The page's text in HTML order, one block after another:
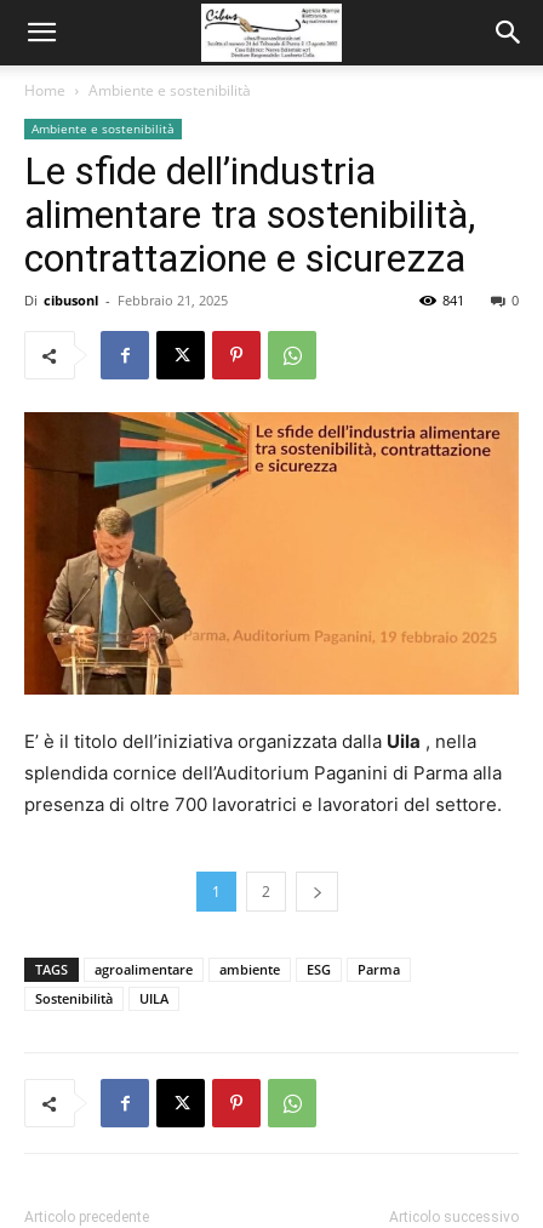
Home Ambiente e sostenibilità
Ambiente e sostenibilità
Le sfide dell’industria
alimentare tra sostenibilità,
contrattazione e sicurezza
Di cibusonl - Febbraio 21, 2025 0
841
E’ è il titolo dell’iniziativa organizzata dalla Uila , nella
splendida cornice dell’Auditorium Paganini di Parma alla
presenza di oltre 700 lavoratrici e lavoratori del settore.
1 2
TAGS agroalimentare ambiente ESG
Parma
Sostenibilità
UILA
Articolo precedente Articolo successivo